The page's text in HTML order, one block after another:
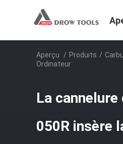
Aperçu / Produits /
Ordinateur
La cannelure
050R insère